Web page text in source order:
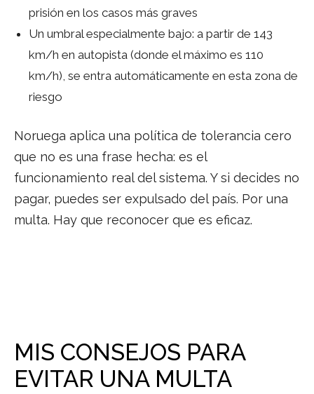
prisión en los casos más graves
Un umbral especialmente bajo: a partir de 143
km/h en autopista (donde el máximo es 110
km/h), se entra automáticamente en esta zona de
riesgo
Noruega aplica una política de tolerancia cero
que no es una frase hecha: es el
funcionamiento real del sistema. Y si decides no
pagar, puedes ser expulsado del país. Por una
multa. Hay que reconocer que es eficaz.
MIS CONSEJOS PARA
EVITAR UNA MULTA